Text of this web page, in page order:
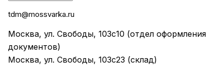
tdm@mossvarka.ru
Москва, ул. Свободы, 103с10 (отдел оформления
документов)
Москва, ул. Свободы, 103с23 (склад)